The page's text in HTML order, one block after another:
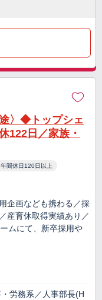
〉◆トップシェ
122日／家族・
年間休日120日以上
企画なども携わる／採
産育休取得実績あり／
ムにて、新卒採用や
労務系／人事部長(H